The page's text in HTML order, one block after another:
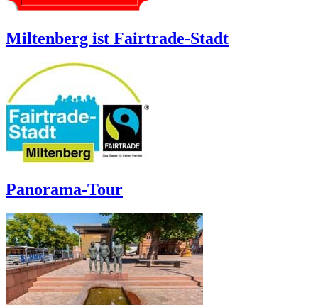
Miltenberg ist Fairtrade-Stadt
Panorama-Tour